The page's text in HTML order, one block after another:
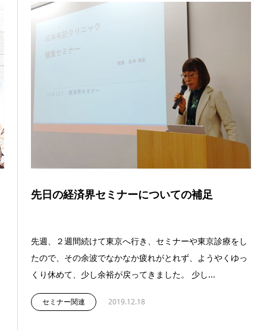
先日の経済界セミナーについての補足
先週、２週間続けて東京へ行き、セミナーや東京診療をし
たので、その余波でなかなか疲れがとれず、ようやくゆっ
くり休めて、少し余裕が戻ってきました。 少し...
セミナー関連 2019.12.18